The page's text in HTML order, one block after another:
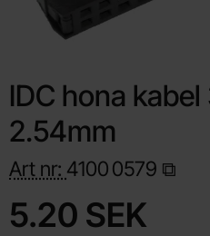
IDC hona
2.54mm
Art nr: 41000579
pris
5.20 SEK